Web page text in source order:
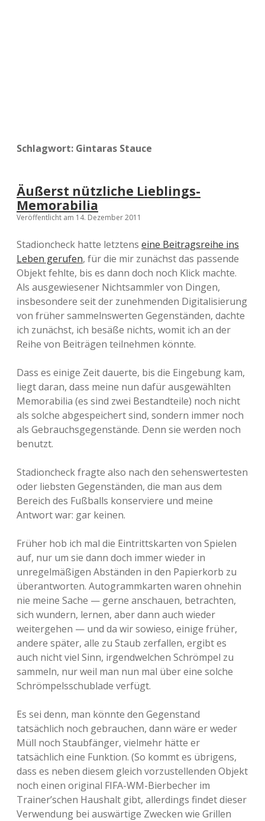
Schlagwort: Gintaras Stauce
Äußerst nützliche Lieblings-
Memorabilia
Veröffentlicht am 14. Dezember 2011
Stadioncheck hatte letztens eine Beitragsreihe ins
Leben gerufen, für die mir zunächst das passende
Objekt fehlte, bis es dann doch noch Klick machte.
Als ausgewiesener Nichtsammler von Dingen,
insbesondere seit der zunehmenden Digitalisierung
von früher sammelnswerten Gegenständen, dachte
ich zunächst, ich besäße nichts, womit ich an der
Reihe von Beiträgen teilnehmen könnte.
Dass es einige Zeit dauerte, bis die Eingebung kam,
liegt daran, dass meine nun dafür ausgewählten
Memorabilia (es sind zwei Bestandteile) noch nicht
als solche abgespeichert sind, sondern immer noch
als Gebrauchsgegenstände. Denn sie werden noch
benutzt.
Stadioncheck fragte also nach den sehenswertesten
oder liebsten Gegenständen, die man aus dem
Bereich des Fußballs konserviere und meine
Antwort war: gar keinen.
Früher hob ich mal die Eintrittskarten von Spielen
auf, nur um sie dann doch immer wieder in
unregelmäßigen Abständen in den Papierkorb zu
überantworten. Autogrammkarten waren ohnehin
nie meine Sache — gerne anschauen, betrachten,
sich wundern, lernen, aber dann auch wieder
weitergehen — und da wir sowieso, einige früher,
andere später, alle zu Staub zerfallen, ergibt es
auch nicht viel Sinn, irgendwelchen Schrömpel zu
sammeln, nur weil man nun mal über eine solche
Schrömpelsschublade verfügt.
Es sei denn, man könnte den Gegenstand
tatsächlich noch gebrauchen, dann wäre er weder
Müll noch Staubfänger, vielmehr hätte er
tatsächlich eine Funktion. (So kommt es übrigens,
dass es neben diesem gleich vorzustellenden Objekt
noch einen original FIFA-WM-Bierbecher im
Trainer’schen Haushalt gibt, allerdings findet dieser
Verwendung bei auswärtige Zwecken wie Grillen